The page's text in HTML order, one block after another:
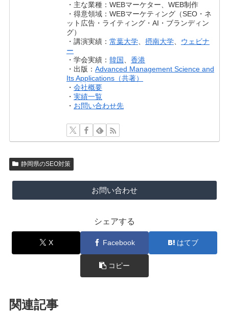
・主な業種：WEBマーケター、WEB制作
・得意領域：WEBマーケティング（SEO・ネ
ット広告・ライティング・AI・ブランディン
グ）
・講演実績：常葉大学、摂南大学、 ウェビナ
ー
・学会実績：韓国、香港
・出版：Advanced Management Science and
Its Applications（共著）
・会社概要
・実績一覧
・ お問い合わせ先
静岡県のSEO対策
お問い合わせ
シェアする
X Facebook はてブ
コピー
関連記事